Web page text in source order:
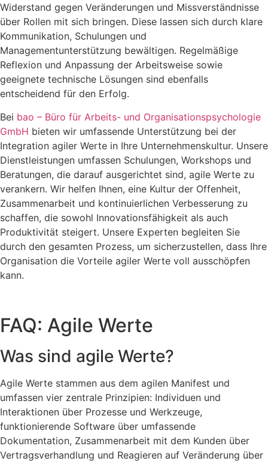
Widerstand gegen Veränderungen und Missverständnisse
über Rollen mit sich bringen. Diese lassen sich durch klare
Kommunikation, Schulungen und
Managementunterstützung bewältigen. Regelmäßige
Reflexion und Anpassung der Arbeitsweise sowie
geeignete technische Lösungen sind ebenfalls
entscheidend für den Erfolg.
Bei bao – Büro für Arbeits- und Organisationspsychologie
GmbH bieten wir umfassende Unterstützung bei der
Integration agiler Werte in Ihre Unternehmenskultur. Unsere
Dienstleistungen umfassen Schulungen, Workshops und
Beratungen, die darauf ausgerichtet sind, agile Werte zu
verankern. Wir helfen Ihnen, eine Kultur der Offenheit,
Zusammenarbeit und kontinuierlichen Verbesserung zu
schaffen, die sowohl Innovationsfähigkeit als auch
Produktivität steigert. Unsere Experten begleiten Sie
durch den gesamten Prozess, um sicherzustellen, dass Ihre
Organisation die Vorteile agiler Werte voll ausschöpfen
kann.
FAQ: Agile Werte
Was sind agile Werte?
Agile Werte stammen aus dem agilen Manifest und
umfassen vier zentrale Prinzipien: Individuen und
Interaktionen über Prozesse und Werkzeuge,
funktionierende Software über umfassende
Dokumentation, Zusammenarbeit mit dem Kunden über
Vertragsverhandlung und Reagieren auf Veränderung über